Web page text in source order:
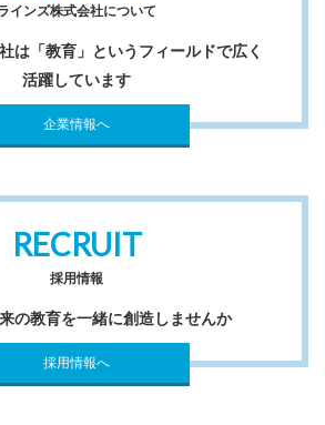
インズ株式会社について
は「教育」というフィールドで広く
活躍しています
企業情報へ
RECRUIT
採用情報
の教育を一緒に創造しませんか
採用情報へ